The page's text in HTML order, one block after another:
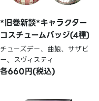
*旧巻新談*キャラクター
コスチュームバッジ(4種)
チューズデー、曲娘、サザビ
ー、スヴィスティ
各660円(税込)